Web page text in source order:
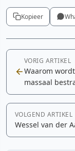
Kopieer
VORIG ARTIKEL
Waarom
massaal
VOLGEND ARTIKEL
Wessel van der